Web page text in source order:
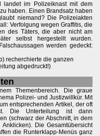
landet im Polizeiknast mit dem
haben. Einen Brandsatz haben
niemand? Die Polizeiakten
Verfolgung wegen Graffitis, die
des Täters, die aber nicht am
selbst hergestellt wurden.
werden gedeckt:
recherchierte die ganzen
abgedruckt!)
Themenbereich. Die graue
Polizei- und Justizwillkür. Mit
entsprechenden Artikel, der oft
Die Unterteilung ist dann
(schwarz der Abschnitt, in dem
Die Gesamtübersicht
die Runterklapp-Menüs ganz